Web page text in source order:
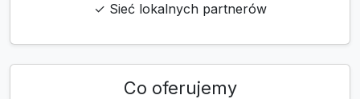
✓ Sieć lokalnych partnerów
Co oferujemy